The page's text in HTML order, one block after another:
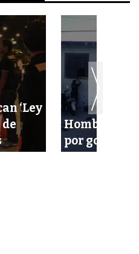
‘Ley
de
Hombre
por golpe en